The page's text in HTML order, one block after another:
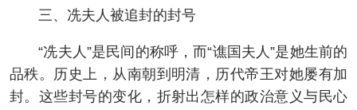
三、冼夫人被追封的封号
“冼夫人”是民间的称呼，而“谯国夫人”是她生前的
品秩。历史上，从南朝到明清，历代帝王对她屡有加
封。这些封号的变化，折射出怎样的政治意义与民心